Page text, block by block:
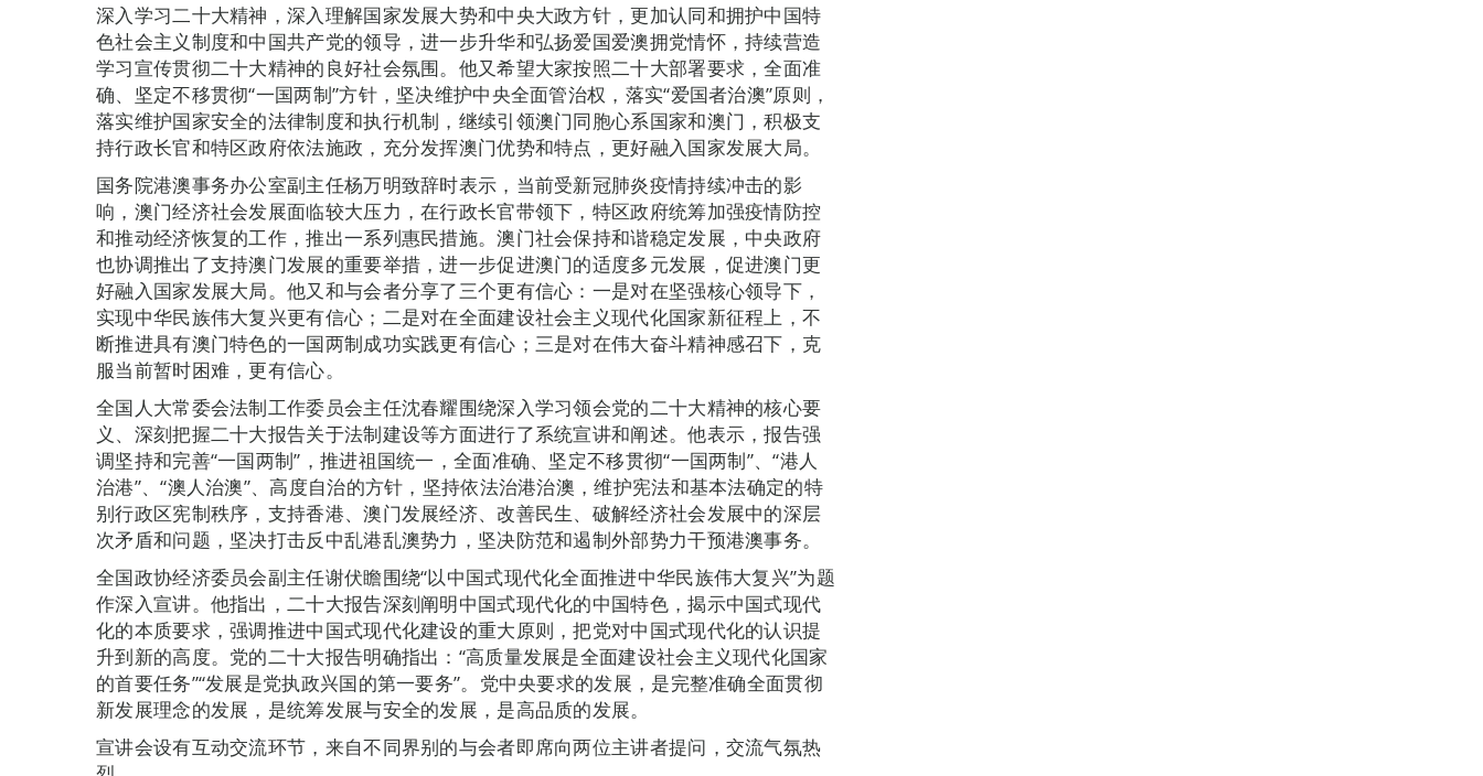
深入学习二十大精神，深入理解国家发展大势和中央大政方针，更加认同和拥护中国特
色社会主义制度和中国共产党的领导，进一步升华和弘扬爱国爱澳拥党情怀，持续营造
学习宣传贯彻二十大精神的良好社会氛围。他又希望大家按照二十大部署要求，全面准
确、坚定不移贯彻“一国两制”方针，坚决维护中央全面管治权，落实“爱国者治澳”原则，
落实维护国家安全的法律制度和执行机制，继续引领澳门同胞心系国家和澳门，积极支
持行政长官和特区政府依法施政，充分发挥澳门优势和特点，更好融入国家发展大局。
国务院港澳事务办公室副主任杨万明致辞时表示，当前受新冠肺炎疫情持续冲击的影
响，澳门经济社会发展面临较大压力，在行政长官带领下，特区政府统筹加强疫情防控
和推动经济恢复的工作，推出一系列惠民措施。澳门社会保持和谐稳定发展，中央政府
也协调推出了支持澳门发展的重要举措，进一步促进澳门的适度多元发展，促进澳门更
好融入国家发展大局。他又和与会者分享了三个更有信心：一是对在坚强核心领导下，
实现中华民族伟大复兴更有信心；二是对在全面建设社会主义现代化国家新征程上，不
断推进具有澳门特色的一国两制成功实践更有信心；三是对在伟大奋斗精神感召下，克
服当前暂时困难，更有信心。
全国人大常委会法制工作委员会主任沈春耀围绕深入学习领会党的二十大精神的核心要
义、深刻把握二十大报告关于法制建设等方面进行了系统宣讲和阐述。他表示，报告强
调坚持和完善“一国两制”，推进祖国统一，全面准确、坚定不移贯彻“一国两制”、“港人
治港”、“澳人治澳”、高度自治的方针，坚持依法治港治澳，维护宪法和基本法确定的特
别行政区宪制秩序，支持香港、澳门发展经济、改善民生、破解经济社会发展中的深层
次矛盾和问题，坚决打击反中乱港乱澳势力，坚决防范和遏制外部势力干预港澳事务。
全国政协经济委员会副主任谢伏瞻围绕“以中国式现代化全面推进中华民族伟大复兴”为题
作深入宣讲。他指出，二十大报告深刻阐明中国式现代化的中国特色，揭示中国式现代
化的本质要求，强调推进中国式现代化建设的重大原则，把党对中国式现代化的认识提
升到新的高度。党的二十大报告明确指出：“高质量发展是全面建设社会主义现代化国家
的首要任务”“发展是党执政兴国的第一要务”。党中央要求的发展，是完整准确全面贯彻
新发展理念的发展，是统筹发展与安全的发展，是高品质的发展。
宣讲会设有互动交流环节，来自不同界别的与会者即席向两位主讲者提问，交流气氛热